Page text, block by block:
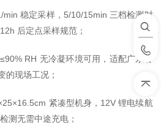
min 稳定采样，5/10/15min 三档检测时
后定点采样规范；
RH 无冷凝环境可用，适配广东春
的现场工况；
紧凑型机身，12V 锂电续航
测无需中途充电；